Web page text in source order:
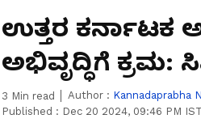
ಉತ್ತರ ಕರ್ನಾಟಕ
ಅಭಿವೃದ್ಧಿಗೆ ಕ್ರಮ:
3 Min read Author : Kannadaprabha
Published : Dec 20 2024, 09:46 PM IST